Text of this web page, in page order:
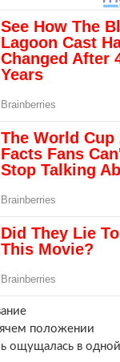
положении
ощущалась в